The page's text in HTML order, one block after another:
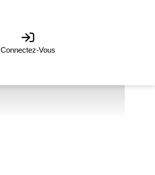
Connectez-Vous